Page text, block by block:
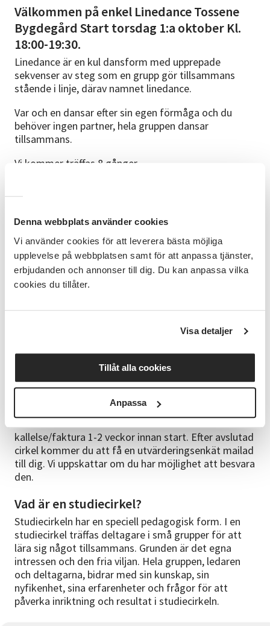
Denna webbplats använder cookies
Vi använder cookies för att leverera bästa möjliga
upplevelse på webbplatsen samt för att anpassa tjänster,
erbjudanden och annonser till dig. Du kan anpassa vilka
cookies du tillåter.
Visa detaljer
Tillåt alla cookies
Anpassa
Välkommen på enkel Linedance Tossene
Bygdegård Start torsdag 1:a oktober Kl.
18:00-19:30.
Linedance är en kul dansform med upprepade
sekvenser av steg som en grupp gör tillsammans
stående i linje, därav namnet linedance.
Var och en dansar efter sin egen förmåga och du
behöver ingen partner, hela gruppen dansar
tillsammans.
Vi kommer träffas 8 gånger.
du vill vara med oss!
Ledare Sophie Carling. Frågor? Ring 0730-57 67 22
Allt som behövs är bra skor, oömma kläder och
vattenflaska.
Välkommen till oss i Tossene!
Anmälningsinformation
Studiecirkeln startar vid 12 anmälda deltagare. Om
tillräckligt många anmälda. Anges datum är detta
preliminärt och kan bli framflyttat om vi behöver få
in fler anmälningar. Observera att vi regelrätt inte
skickar någon bekräftelse på anmälan via e-post
direkt efter anmälan, annat än det autosvar du får
om att din anmälan är skickad. Vi skickar
kallelse/faktura 1-2 veckor innan start. Efter avslutad
cirkel kommer du att få en utvärderingsenkät mailad
till dig. Vi uppskattar om du har möjlighet att besvara
den.
Vad är en studiecirkel?
Studiecirkeln har en speciell pedagogisk form. I en
studiecirkel träffas deltagare i små grupper för att
lära sig något tillsammans. Grunden är det egna
intressen och den fria viljan. Hela gruppen, ledaren
och deltagarna, bidrar med sin kunskap, sin
nyfikenhet, sina erfarenheter och frågor för att
påverka inriktning och resultat i studiecirkeln.